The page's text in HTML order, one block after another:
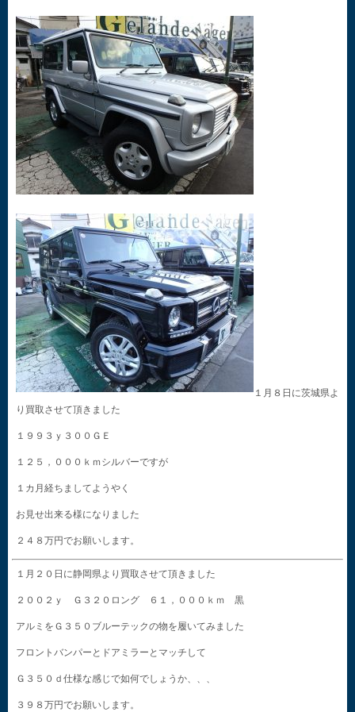
１月８日に茨城県よ
り買取させて頂きました
１９９３ｙ３００ＧＥ
１２５，０００ｋｍシルバーですが
１カ月経ちましてようやく
お見せ出来る様になりました
２４８万円でお願いします。
１月２０日に静岡県より買取させて頂きました
２００２ｙ Ｇ３２０ロング ６１，０００ｋｍ 黒
アルミをＧ３５０ブルーテックの物を履いてみました
フロントバンパーとドアミラーとマッチして
Ｇ３５０ｄ仕様な感じで如何でしょうか、、、
３９８万円でお願いします。